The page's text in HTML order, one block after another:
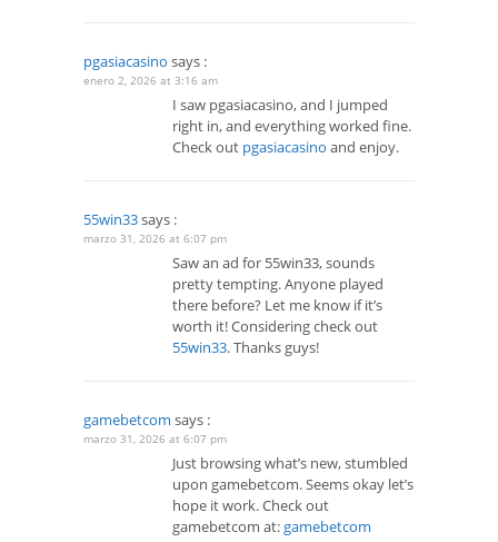
pgasiacasino says :
enero 2, 2026 at 3:16 am
I saw pgasiacasino, and I jumped
right in, and everything worked fine.
Check out pgasiacasino and enjoy.
55win33says :
marzo 31, 2026 at 6:07 pm
Saw an ad for 55win33, sounds
pretty tempting. Anyone played
there before? Let me know if it’s
worth it! Considering check out
55win33. Thanks guys!
gamebetcom says :
marzo 31, 2026 at 6:07 pm
Just browsing what’s new, stumbled
upon gamebetcom. Seems okay let’s
hope it work. Check out
gamebetcom at:gamebetcom